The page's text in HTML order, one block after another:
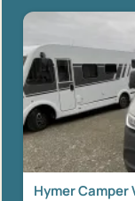
Hymer Camper